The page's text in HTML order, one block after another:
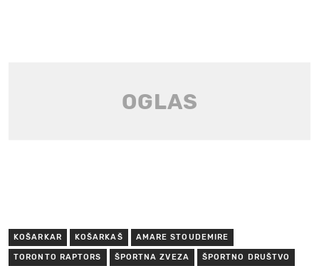
KOŠARKAR KOŠARKAŠ AMARE STOUDEMIRE
TORONTO RAPTORS ŠPORTNA ZVEZA ŠPORTNO DRUŠTVO